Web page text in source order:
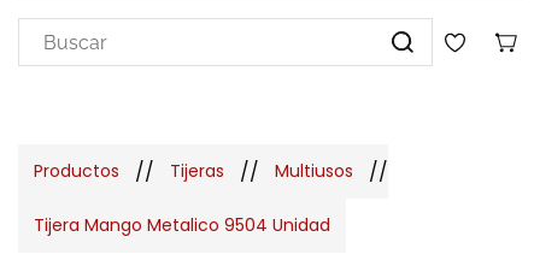
Productos // Tijeras // Multiusos //
Tijera Mango Metalico 9504 Unidad